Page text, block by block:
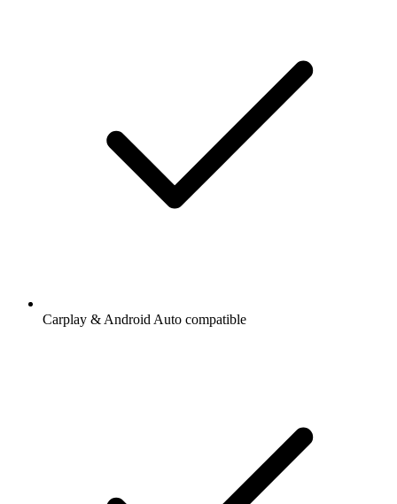
Carplay & Android Auto compatible